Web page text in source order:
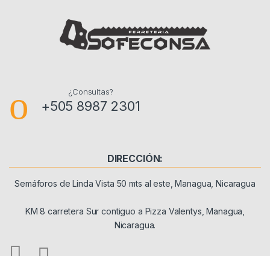
¿Consultas?
+505 8987 2301
DIRECCIÓN:
Semáforos de Linda Vista 50 mts al este, Managua, Nicaragua
KM 8 carretera Sur contiguo a Pizza Valentys, Managua,
Nicaragua.